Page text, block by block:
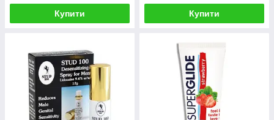
Купити Купити